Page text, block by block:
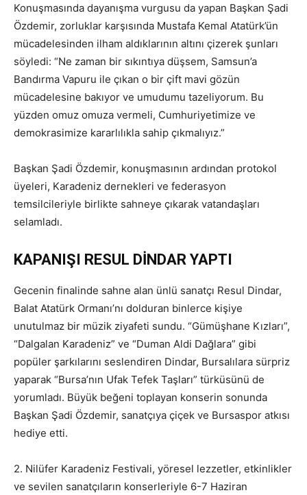
Konuşmasında dayanışma vurgusu da yapan Başkan Şadi
Özdemir, zorluklar karşısında Mustafa Kemal Atatürk’ün
mücadelesinden ilham aldıklarının altını çizerek şunları
söyledi: “Ne zaman bir sıkıntıya düşsem, Samsun’a
Bandırma Vapuru ile çıkan o bir çift mavi gözün
mücadelesine bakıyor ve umudumu tazeliyorum. Bu
yüzden omuz omuza vermeli, Cumhuriyetimize ve
demokrasimize kararlılıkla sahip çıkmalıyız.”
Başkan Şadi Özdemir, konuşmasının ardından protokol
üyeleri, Karadeniz dernekleri ve federasyon
temsilcileriyle birlikte sahneye çıkarak vatandaşları
selamladı.
KAPANIŞI RESUL DİNDAR YAPTI
Gecenin finalinde sahne alan ünlü sanatçı Resul Dindar,
Balat Atatürk Ormanı’nı dolduran binlerce kişiye
unutulmaz bir müzik ziyafeti sundu. “Gümüşhane Kızları”,
“Dalgalan Karadeniz” ve “Duman Aldi Dağlara” gibi
popüler şarkılarını seslendiren Dindar, Bursalılara sürpriz
yaparak “Bursa’nın Ufak Tefek Taşları” türküsünü de
yorumladı. Büyük beğeni toplayan konserin sonunda
Başkan Şadi Özdemir, sanatçıya çiçek ve Bursaspor atkısı
hediye etti.
2. Nilüfer Karadeniz Festivali, yöresel lezzetler, etkinlikler
ve sevilen sanatçıların konserleriyle 6-7 Haziran